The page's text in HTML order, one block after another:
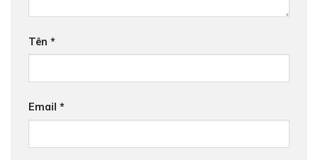
Tên *
Email *